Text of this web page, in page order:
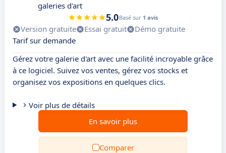
galeries d'art
5.0Basé sur 1 avis
Version gratuite Essai gratuit
Démo gratuite
Tarif sur demande
Gérez votre galerie d'art avec une facilité incroyable grâce
à ce logiciel. Suivez vos ventes, gérez vos stocks et
organisez vos expositions en quelques clics.
Voir plus de détails
En savoir plus
Comparer